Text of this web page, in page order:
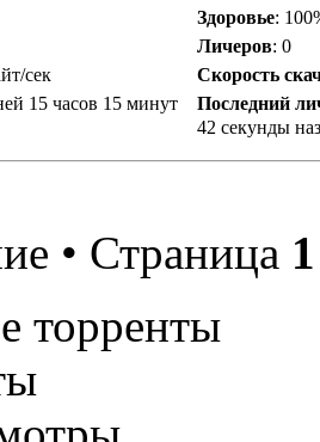
Здоровье:
Личеров: 0
сек
Скорость
15 часов 15 минут
Последний
42 секунды
• Страница 1
торренты